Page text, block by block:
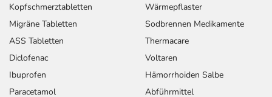
Kopfschmerztabletten
Migräne Tabletten
ASS Tabletten
Diclofenac
Ibuprofen
Paracetamol
Wärmepflaster
Sodbrennen Medikamente
Thermacare
Voltaren
Hämorrhoiden Salbe
Abführmittel